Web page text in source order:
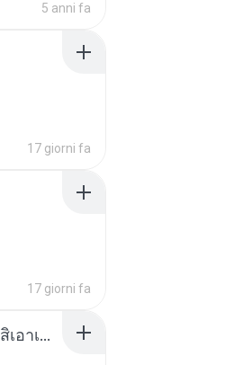
5 anni fa
17 giorni fa
17 giorni fa
ເຊົາຮ້ອງເຖົ້າຊິເອົາທໍ່ໃດ (เซาฮ้องเถ้าสิเอาเท่าใด) ບຸນເກີດ ຫນູຫ່ວງ ft. ໂສພາ ຈຸນທະລາ